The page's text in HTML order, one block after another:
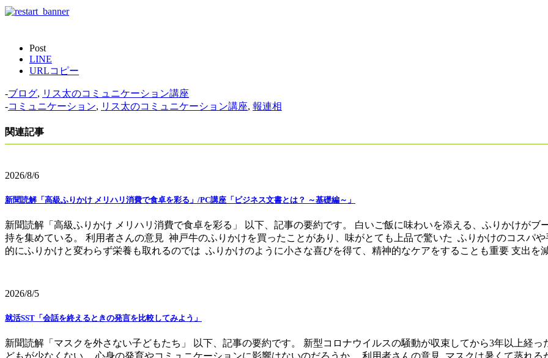
Post
LINE
URLコピー
-ブログ, リス太のコミュニケーション講座
-コミュニケーション, リス太のコミュニケーション講座, 報連相
関連記事
2026/8/6
新聞読解「高級ふりかけ メリハリ消費で食卓を彩る」/PC講座「ビジネス文書とは？ ～基礎編～」
新聞読解「高級ふりかけ メリハリ消費で食卓を彩る」 以下、記事の要約です。 白いご飯に味わいを添える、ふりかけが
持を集めている。 利用者さんの意見 神戸牛のふりかけを買ったことがあり、味がとても上品で驚いた ふりかけのコスパ
的にふりかけと変わらず栄養も取れるのでは ふりかけのように小さな喜びを得て、精神的なケアをすることも重要 支出を
2026/8/5
就活SST「会話を終えるときの発言を比較してみよう」
新聞読解「マスクを外さない子どもたち」 以下、記事の要約です。 新型コロナウイルスの騒動が収束してから3年以上経